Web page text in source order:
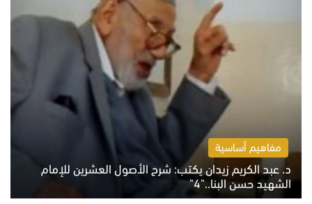
مفاهيم أساسية
د. عبد الكريم زيدان يكتب: شرح الأصول العشرين للإمام
الشهيد حسن البنا.."4"